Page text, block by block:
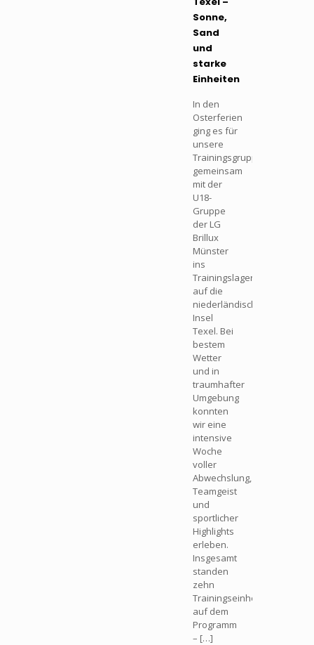
Sonne,
Sand
und
starke
Einheiten
In den
Osterferien
ging es für
unsere
Trainingsgruppe
gemeinsam
mit der
U18-
Gruppe
der LG
Brillux
Münster
ins
Trainingslager
auf die
niederländische
Insel
Texel. Bei
bestem
Wetter
und in
traumhafter
Umgebung
konnten
wir eine
intensive
Woche
voller
Abwechslung,
Teamgeist
und
sportlicher
Highlights
erleben.
Insgesamt
standen
zehn
Trainingseinheiten
auf dem
Programm
– […]